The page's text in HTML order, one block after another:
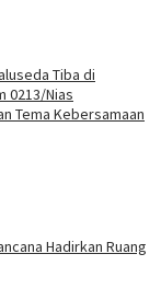
Tiba di
0213/Nias
Tema Kebersamaan
Hadirkan Ruang